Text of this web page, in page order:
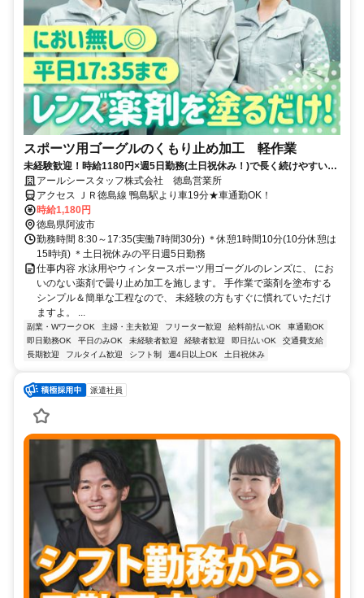
スポーツ用ゴーグルのくもり止め加工 軽作業
未経験歓迎！時給1180円×週5日勤務(土日祝休み！)で長く続けやすい◎
コツコツ作業で月収安定！
アールシースタッフ株式会社 徳島営業所
アクセス ＪＲ徳島線 鴨島駅より車19分★車通勤OK！
時給1,180円
徳島県阿波市
勤務時間 8:30～17:35(実働7時間30分) ＊休憩1時間10分(10分休憩は
15時頃) ＊土日祝休みの平日週5日勤務
仕事内容 水泳用やウィンタースポーツ用ゴーグルのレンズに、 にお
いのない薬剤で曇り止め加工を施します。 手作業で薬剤を塗布する
シンプル＆簡単な工程なので、 未経験の方もすぐに慣れていただけ
ますよ。 ...
副業・WワークOK 主婦・主夫歓迎 フリーター歓迎 給料前払いOK
車通勤OK
即日勤務OK
平日のみOK 未経験者歓迎 経験者歓迎 即日払いOK
交通費支給
長期歓迎
フルタイム歓迎 シフト制 週4日以上OK 土日祝休み
派遣社員